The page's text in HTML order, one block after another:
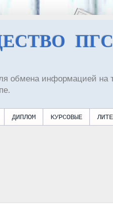
ПГС
обмена информацией
ДИПЛОМ КУРСОВЫЕ